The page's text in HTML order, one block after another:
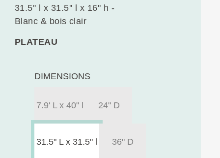
31.5'' l x 31.5'' l x 16" h -
Blanc & bois clair
PLATEAU
DIMENSIONS
7.9' L x 40" l 24" D
31.5" L x 31.5" l 36" D